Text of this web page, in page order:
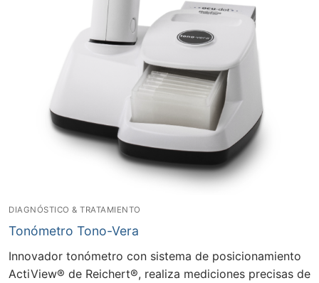
DIAGNÓSTICO & TRATAMIENTO
Tonómetro Tono-Vera
Innovador tonómetro con sistema de posicionamiento
ActiView® de Reichert®, realiza mediciones precisas de